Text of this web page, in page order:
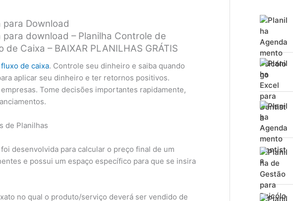
Download
download – Planilha Controle de
Caixa – BAIXAR PLANILHAS GRÁTIS
fluxo de caixa. Controle seu dinheiro e saiba quando
aplicar seu dinheiro e ter retornos positivos.
Tome decisões importantes rapidamente,
desenvolvida para calcular o preço final de um
e possui um espaço específico para que se insira
no qual o produto/serviço deverá ser vendido de